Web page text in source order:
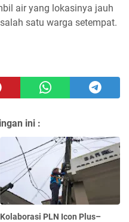
air yang lokasinya jauh
satu warga setempat.
ini :
Kolaborasi PLN Icon Plus–